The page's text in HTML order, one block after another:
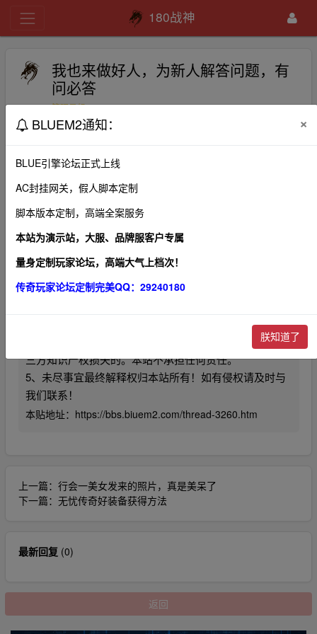
180战神
我也来做好人，为新人解答问题，有
问必答
bluem2 2020-10-25 311
e102:}
1、本帖图片及内容纯属发布用户个人意见，本网站无
2、本站管理有权在不经发布者同意的情况下，根据版规
及相关法律法规删除本帖！
4、利用本站内容商业化，违反国家法律法规，或造成第
三方知识产权损失的。本站不承担任何责任。
5、未尽事宜最终解释权归本站所有！如有侵权请及时与
我们联系！
本贴地址： https://bbs.biuem2.com/thread-3260.htm
上一篇： 行会一美女发来的照片，真是美呆了
下一篇： 无忧传奇好装备获得方法
最新回复 (0)
返回
BLUEM2通知： ×
BLUE引擎论坛正式上线
AC封挂网关，假人脚本定制
脚本版本定制，高端全案服务
本站为演示站，大服、品牌服客户专属
量身定制玩家论坛，高端大气上档次！
传奇玩家论坛定制完美QQ：29240180
朕知道了